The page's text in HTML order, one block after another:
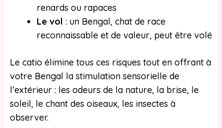
renards ou rapaces
Le vol : un Bengal, chat de race
reconnaissable et de valeur, peut être volé
Le catio élimine tous ces risques tout en offrant à
votre Bengal la stimulation sensorielle de
l’extérieur : les odeurs de la nature, la brise, le
soleil, le chant des oiseaux, les insectes à
observer.